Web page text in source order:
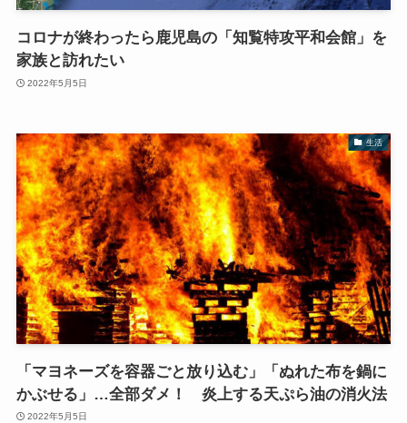
コロナが終わったら鹿児島の「知覧特攻平和会館」を
家族と訪れたい
2022年5月5日
生活
「マヨネーズを容器ごと放り込む」「ぬれた布を鍋に
かぶせる」…全部ダメ！ 炎上する天ぷら油の消火法
2022年5月5日